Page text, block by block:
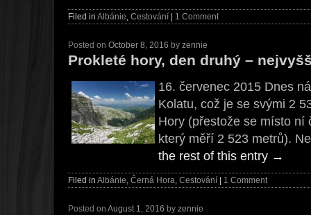
Filed in Albánie, Cestování 1 Comment
Posted on October 8, 2016 by zennie
Prokleté hory, den druhý –
16. červenec 2015 Dnes
Kolatu, což je se svými 2
Hory (přestože se místo ní
který měří 2 523 metrů).
the rest of this entry →
Filed in Albánie, Černá Hora, Cestování 1 Comment
Posted on August 1, 2016 by zennie